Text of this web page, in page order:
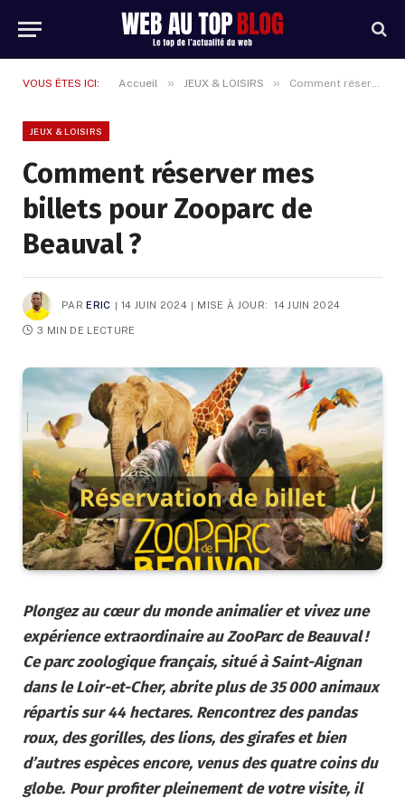
VOUS ÊTES ICI: Accueil » JEUX & LOISIRS » Comment réserver mes billets pour Zooparc de Beauval ?
JEUX & LOISIRS
Comment réserver mes
billets pour Zooparc de
Beauval ?
PAR ERIC 14 JUIN 2024 MISE À JOUR: 14 JUIN 2024
3 MIN DE LECTURE
Plongez au cœur du monde animalier et vivez une
expérience extraordinaire au ZooParc de Beauval !
Ce parc zoologique français, situé à Saint-Aignan
dans le Loir-et-Cher, abrite plus de 35 000 animaux
répartis sur 44 hectares. Rencontrez des pandas
roux, des gorilles, des lions, des girafes et bien
d’autres espèces encore, venus des quatre coins du
globe. Pour profiter pleinement de votre visite, il